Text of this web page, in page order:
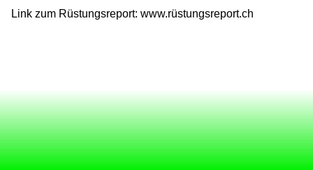
Link zum Rüstungsreport: www.rüstungsreport.ch